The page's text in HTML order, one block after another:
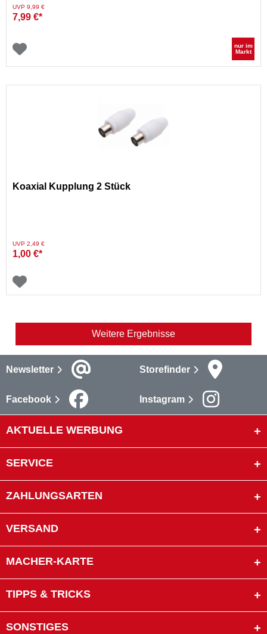
Preis reduziert von
UVP 9,99 €auf
7,99 €*
nur im
Markt
Koaxial Kupplung 2 Stück
Preis reduziert von
UVP 2,49 €auf
1,00 €*
Weitere Ergebnisse
Newsletter Storefinder
Facebook Instagram
AKTUELLE WERBUNG
SERVICE
ZAHLUNGSARTEN
VERSAND
MACHER-KARTE
TIPPS & TRICKS
SONSTIGES